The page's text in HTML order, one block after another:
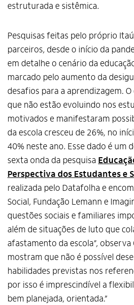
estruturada e sistêmica.
Pesquisas feitas pelo próprio
parceiros, desde o início da
em detalhe o cenário da
marcado pelo aumento da
desafios para a aprendizagem.
que não estão evoluindo nos
motivados e manifestaram
da escola cresceu de 26%, no
40% neste ano. Esse dado é um
sexta onda da pesquisa
Perspectiva dos Estudantes e
realizada pelo Datafolha e
Social, Fundação Lemann e
questões sociais e familiares
além de situações de luto que
afastamento da escola”, observa
mostram que não é possível
habilidades previstas nos
por isso é imprescindível a
bem planejada, orientada.”